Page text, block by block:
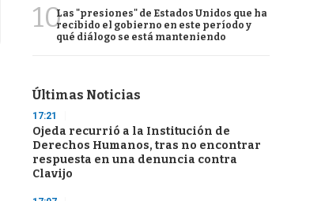
10Las "presiones" de Estados Unidos que ha
recibido el gobierno en este período y
qué diálogo se está manteniendo
Últimas Noticias
17:21
Ojeda recurrió a la Institución de
Derechos Humanos, tras no encontrar
respuesta en una denuncia contra
Clavijo